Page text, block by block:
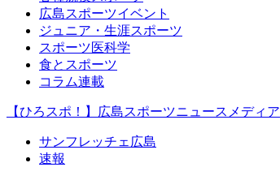
広島スポーツイベント
ジュニア・生涯スポーツ
スポーツ医科学
食とスポーツ
コラム連載
【ひろスポ！】広島スポーツニュースメディア
サンフレッチェ広島
速報